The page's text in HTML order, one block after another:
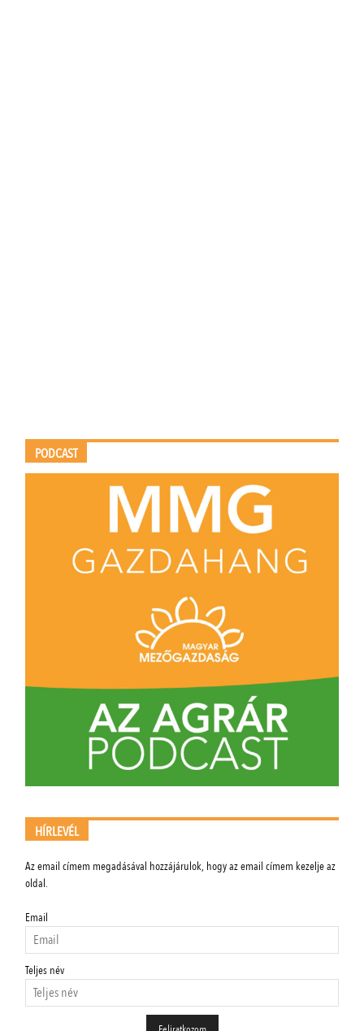
PODCAST
HÍRLEVÉL
Az email címem megadásával hozzájárulok, hogy az email címem kezelje az
oldal.
Email
Teljes név